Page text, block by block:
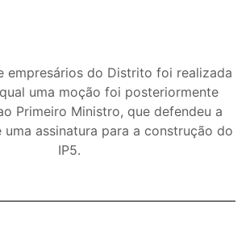
empresários do Distrito foi realizada
uma moção foi posteriormente
Primeiro Ministro, que defendeu a
uma assinatura para a construção do
IP5.